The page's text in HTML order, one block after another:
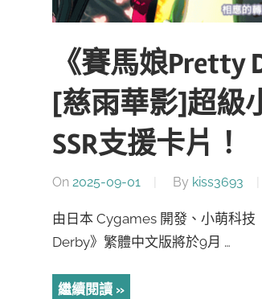
《賽馬娘
[慈雨華影]超級
SSR支援卡片！
On 2025-09-01 By kiss3693
由日本 Cygames 開發、小萌科技
Derby》繁體中文版將於9月 …
繼續閱讀